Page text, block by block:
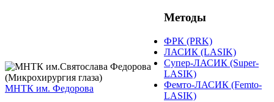
МНТК им. Федорова
Методы
ФРК (PRK)
ЛАСИК (LASIK)
Супер-ЛАСИК (Super-
LASIK)
Фемто-ЛАСИК (Femto-
LASIK)